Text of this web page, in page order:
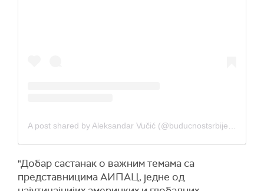
"Добар састанак о важним темама са
представницима АИПАЦ, једне од